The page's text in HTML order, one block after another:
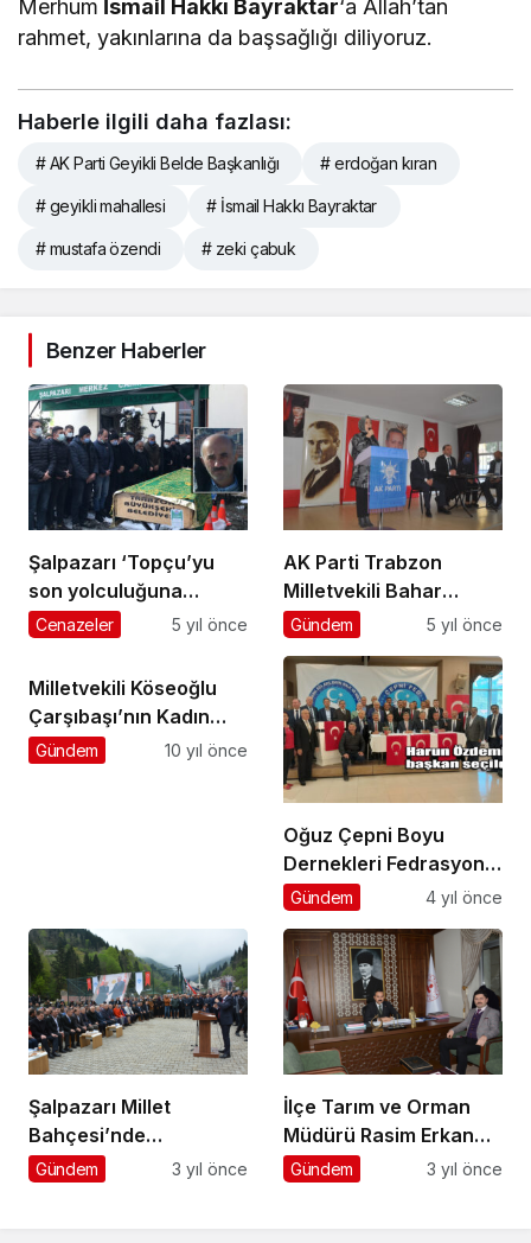
Merhum İsmail Hakkı Bayraktar‘a Allah’tan
rahmet, yakınlarına da başsağlığı diliyoruz.
Haberle ilgili daha fazlası:
# AK Parti Geyikli Belde Başkanlığı # erdoğan kıran
# geyikli mahallesi # İsmail Hakkı Bayraktar
# mustafa özendi # zeki çabuk
Benzer Haberler
Şalpazarı ‘Topçu’yu
son yolculuğuna
uğurladı
Cenazeler 5 yıl önce
AK Parti Trabzon
Milletvekili Bahar
Ayvazoğlu: “2023 Bizim
Gündem 5 yıl önce
Milletvekili Köseoğlu
Çarşıbaşı’nın Kadın
Kaymakamı Beşikci’yi
Gündem 10 yıl önce
Oğuz Çepni Boyu
Dernekleri Fedrasyonu
1. Olağan Kongresi
Gündem 4 yıl önce
Şalpazarı Millet
Bahçesi’nde
bayramlaşma
Gündem 3 yıl önce
İlçe Tarım ve Orman
Müdürü Rasim Erkan
Şalpazarı’na veda etti
Gündem 3 yıl önce